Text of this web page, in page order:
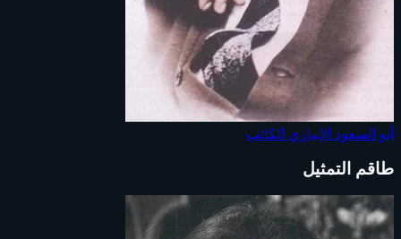
أبو السعود الإبياري الكاتب
طاقم التمثيل